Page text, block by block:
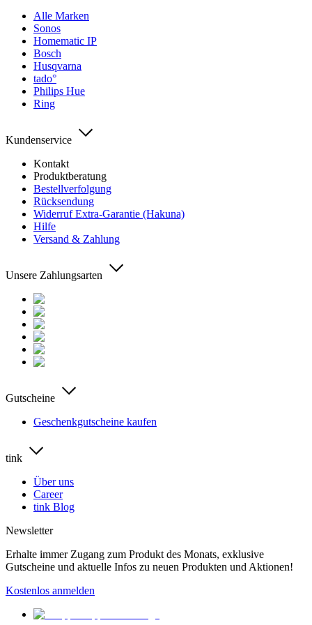
Alle Marken
Sonos
Homematic IP
Bosch
Husqvarna
tado°
Philips Hue
Ring
Kundenservice
Kontakt
Produktberatung
Bestellverfolgung
Rücksendung
Widerruf Extra-Garantie (Hakuna)
Hilfe
Versand & Zahlung
Unsere Zahlungsarten
Gutscheine
Geschenkgutscheine kaufen
tink
Über uns
Career
tink Blog
Newsletter
Erhalte immer Zugang zum Produkt des Monats, exklusive
Gutscheine und aktuelle Infos zu neuen Produkten und Aktionen!
Kostenlos anmelden